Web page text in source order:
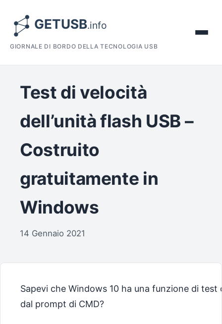
GIORNALE DI BORDO DELLA TECNOLOGIA USB
Test di velocità
dell’unità flash USB –
Costruito
gratuitamente in
Windows
14 Gennaio 2021
Sapevi che Windows 10 ha una funzione di
dal prompt di CMD?